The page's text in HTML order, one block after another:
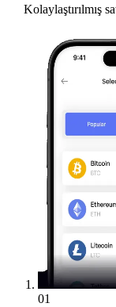
Kolaylaştırılmış
01